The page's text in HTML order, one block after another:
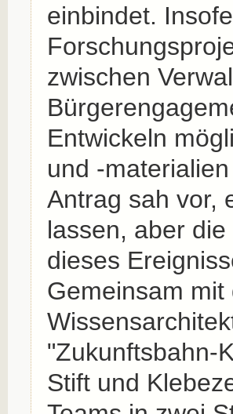
einbindet.
zwischen
Entwickeln
und -
Antrag sah vor,
lassen, aber
dieses
Gemeinsam
"Zukunftsbahn-
Stift und